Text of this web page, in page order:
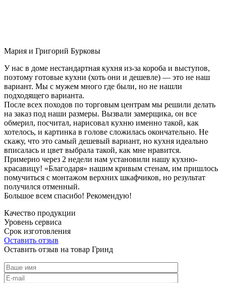
Мария и Григорий Бурковы
У нас в доме нестандартная кухня из-за короба и выступов,
поэтому готовые кухни (хоть они и дешевле) — это не наш
вариант. Мы с мужем много где были, но не нашли
подходящего варианта.
После всех походов по торговым центрам мы решили делать
на заказ под наши размеры. Вызвали замерщика, он все
обмерил, посчитал, нарисовал кухню именно такой, как
хотелось, и картинка в голове сложилась окончательно. Не
скажу, что это самый дешевый вариант, но кухня идеально
вписалась и цвет выбрала такой, как мне нравится.
Примерно через 2 недели нам установили нашу кухню-
красавицу! «Благодаря» нашим кривым стенам, им пришлось
помучиться с монтажом верхних шкафчиков, но результат
получился отменный.
Большое всем спасибо! Рекомендую!
Качество продукции
Уровень сервиса
Срок изготовления
Оставить отзыв
Оставить отзыв на товар Гринд